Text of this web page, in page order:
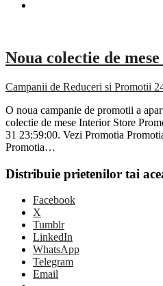
Noua colectie de
Campanii de Reduceri si Promotii
O noua campanie de promotii a
colectie de mese Interior Store
31 23:59:00. Vezi Promotia
Promotia…
Distribuie prietenilor tai
Facebook
X
Tumblr
LinkedIn
WhatsApp
Telegram
Email